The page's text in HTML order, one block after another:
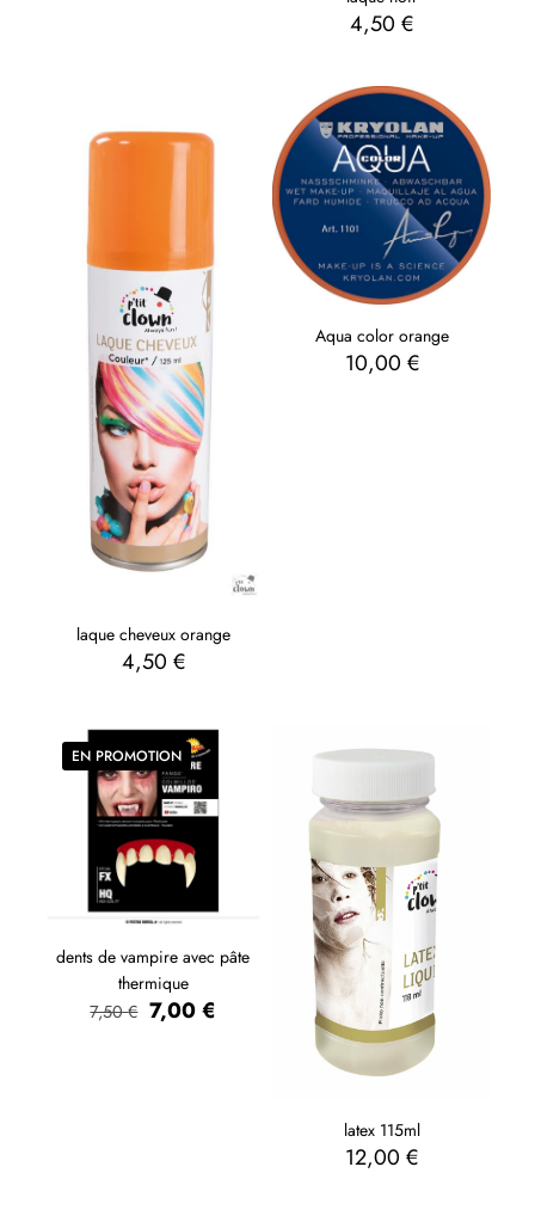
4,50 €
laque cheveux orange
4,50 €
Aqua color orange
10,00 €
EN PROMOTION
dents de vampire avec pâte
thermique
7,50€ 7,00€
latex 115ml
12,00 €